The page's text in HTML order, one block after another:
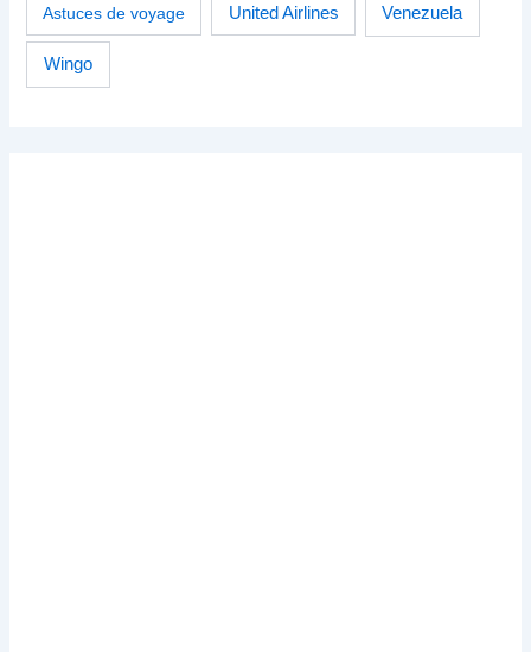
Astuces de voyage United Airlines Venezuela
Wingo